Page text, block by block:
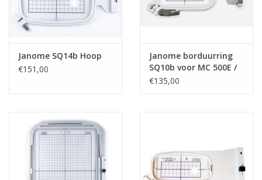
Loyalty
Janome SQ14b Hoop
€151,00
Janome borduurring
SQ10b voor MC 500E /
MC 550E
€135,00